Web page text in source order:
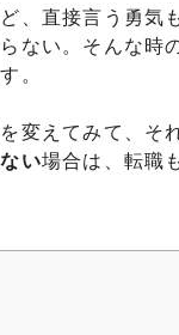
、直接言う勇気
ない。そんな時
。
変えてみて、そ
い場合は、転職